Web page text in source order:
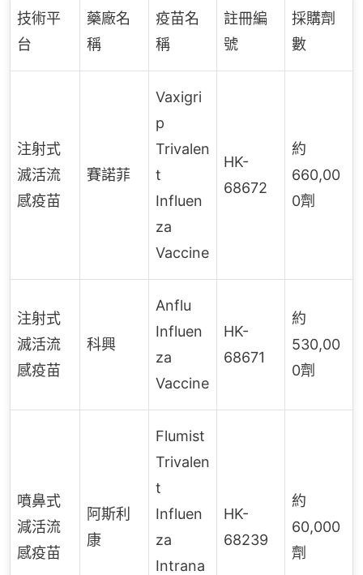
技術平
台
藥廠名
稱
疫苗名
稱
註冊編
號
採購劑
數
注射式
滅活流
感疫苗
賽諾菲
Vaxigri
p
Trivalen
t
Influen
za
Vaccine
HK-
68672
約
660,00
0劑
注射式
滅活流
感疫苗
科興
Anflu
Influen
za
Vaccine
HK-
68671
約
530,00
0劑
噴鼻式
減活流
感疫苗
阿斯利
康
Flumist
Trivalen
t
Influen
za
Intrana
HK-
68239
約
60,000
劑